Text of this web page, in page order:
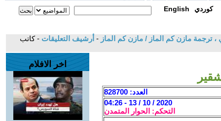
English كوردي
مازن كم الماز / مازن كم الماز - أرشيف التعليقات - كاتب
العدد: 828700
2020 / 10 / 13 - 04:26
التحكم: الحوار المتمدن
اخر الافلام